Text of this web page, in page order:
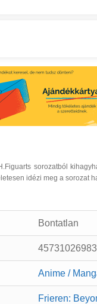
sorozatból
idézi meg a sorozat
Bontatlan
Anime /
Frieren: